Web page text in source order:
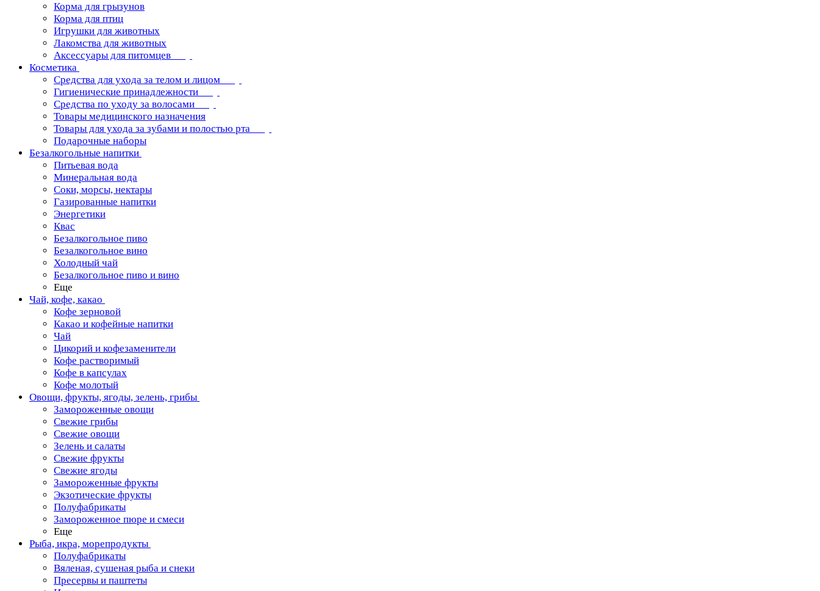
Корма для грызунов
Корма для птиц
Игрушки для животных
Лакомства для животных
Аксессуары для питомцев
Косметика
Средства для ухода за телом и лицом
Гигиенические принадлежности
Средства по уходу за волосами
Товары медицинского назначения
Товары для ухода за зубами и полостью рта
Подарочные наборы
Безалкогольные напитки
Питьевая вода
Минеральная вода
Соки, морсы, нектары
Газированные напитки
Энергетики
Квас
Безалкогольное пиво
Безалкогольное вино
Холодный чай
Безалкогольное пиво и вино
Еще
Чай, кофе, какао
Кофе зерновой
Какао и кофейные напитки
Чай
Цикорий и кофезаменители
Кофе растворимый
Кофе в капсулах
Кофе молотый
Овощи, фрукты, ягоды, зелень, грибы
Замороженные овощи
Свежие грибы
Свежие овощи
Зелень и салаты
Свежие фрукты
Свежие ягоды
Замороженные фрукты
Экзотические фрукты
Полуфабрикаты
Замороженное пюре и смеси
Еще
Рыба, икра, морепродукты
Полуфабрикаты
Вяленая, сушеная рыба и снеки
Пресервы и паштеты